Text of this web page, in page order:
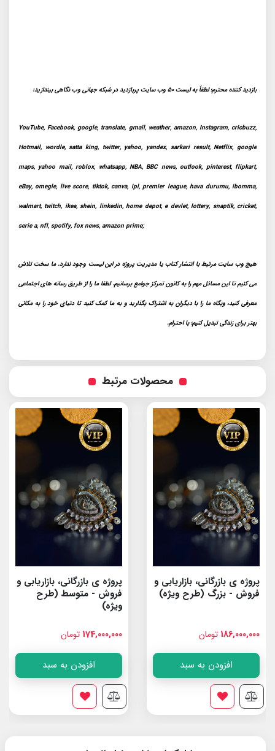
بازدید کننده محترم؛ لطفاً به لیست 50 وب سایت پربازدید در شبکه جهانی وب نگاهی بیندازید:
YouTube, Facebook, google, translate, gmail, weather, amazon, Instagram, cricbuzz,
Hotmail, wordle, satta king, twitter, yahoo, yandex, sarkari result, Netflix, google
maps, yahoo mail, roblox, whatsapp, NBA, BBC news, outlook, pinterest, flipkart,
eBay, omegle, live score, tiktok, canva, ipl, premier league, hava durumu, ibomma,
walmart, twitch, ikea, shein, linkedin, home depot, e devlet, lottery, snaptik, cricket,
serie a, nfl, spotify, fox news, amazon prime;
هیچ وب سایت مرتبط با انتشار کتاب یا مدیریت پروژه در این لیست وجود ندارد. ما سخت تلاش
می کنیم تا این مسائل مهم را به کانون تمرکز جوامع برسانیم. لطفا ما را از طریق رسانه های اجتماعی
معرفی کنید، وبگاه ما را با دیگران به اشتراک بگذارید و به ما کمک کنید تا دنیای خود را به مکانی
بهتر برای زندگی تبدیل کنیم؛ با احترام.
محصولات مرتبط
پروژه ی بازرگانی، بازاریابی و
فروش - بزرگ (طرح ویژه)
186,000,000 تومان
افزودن به سبد
پروژه ی بازرگانی، بازاریابی و
فروش - متوسط (طرح
ویژه)
174,000,000 تومان
افزودن به سبد